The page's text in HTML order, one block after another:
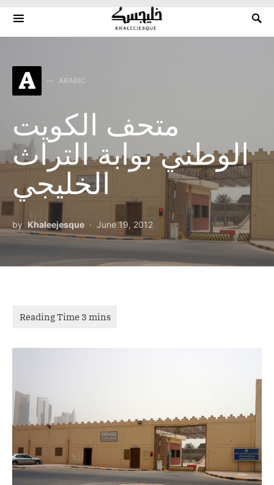
Search for:
A ARABIC
متحف الكويت
الوطني بوابة التراث
الخليجي
by Khaleejesque June 19, 2012